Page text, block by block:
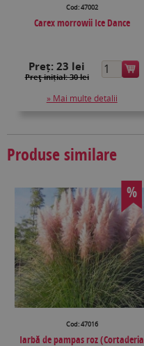
Cod: 47002
Carex morrowii Ice Dance
Preț:23 lei
Preţ inițial: 30 lei
» Mai multe detalii
Produse similare
%
Cod: 47016
Iarbă de pampas roz (Cortaderia